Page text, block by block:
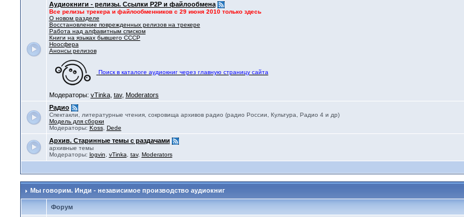
Аудиокниги - релизы. Ссылки P2P и файлообмена
Все релизы трекера и файлообменников с 29 июня 2010 только здесь
О новом разделе
Восстановление поврежденных релизов на трекере
Работа над алфавитным списком
Книги на языках бывшего СССР
Ноосфера
Анонсы релизов
Поиск в каталоге аудиокниг через главную страницу сайта
Модераторы: vTinka, tav, Moderators
Радио
Спектакли, литературные чтения, сокровища архивов радио (радио России, Культура, Радио 4 и др)
Модель для сборки
Модераторы: Koss, Dede
Архив. Старинные темы с раздачами
архивные темы
Модераторы: logvin vTinka tav, Moderators
Мы говорим. Инди - независимое производство аудиокниг
Форум